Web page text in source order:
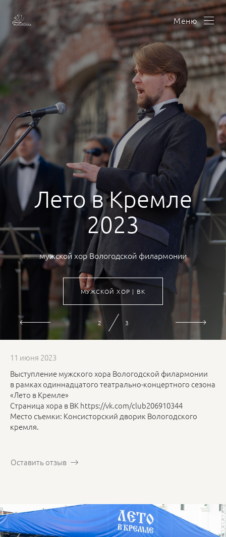
Меню
Лето в Кремле
2023
мужской хор Вологодской филармонии
МУЖСКОЙ ХОР | ВК
3 3
11 июня 2023
Выступление мужского хора Вологодской филармонии
в рамках одиннадцатого театрально-концертного сезона
«Лето в Кремле»
Страница хора в ВК https://vk.com/club206910344
Место съемки: Консисторский дворик Вологодского
кремля.
Оставить отзыв